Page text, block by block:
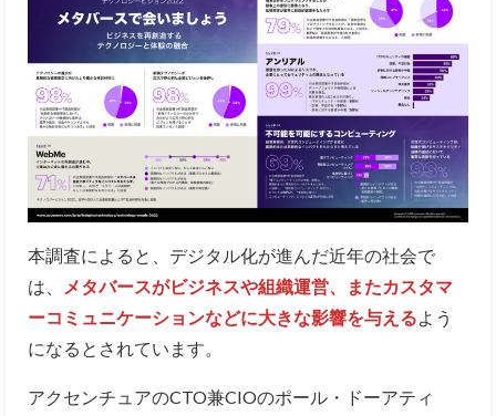
本調査によると、デジタル化が進んだ近年の社会で
は、
メタバースがビジネスや組織運営、またカスタマ
ーコミュニケーションなどに大きな影響を与えるよう
になるとされています。
アクセンチュアのCTO兼CIOのポール・ドーアティ